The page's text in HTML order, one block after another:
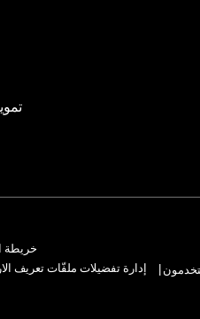
خريطة
إدارة تفضيلات ملفّات تعريف